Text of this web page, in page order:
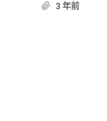
3 年前